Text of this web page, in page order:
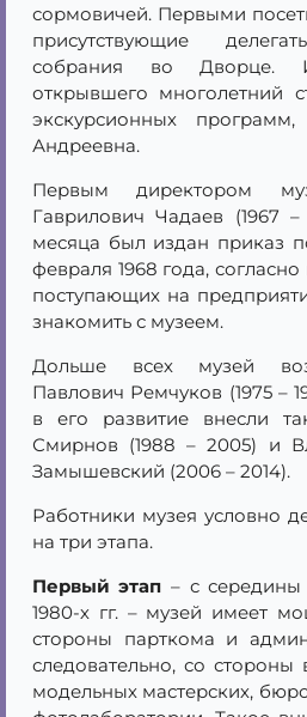
сормовичей. Первыми
присутствующие
собрания во Дворце.
открывшего многолетний
экскурсионных
Андреевна.
Первым директором
Гаврилович Чадаев (1967
месяца был издан приказ
февраля 1968 года,
поступающих на
знакомить с музеем.
Дольше всех музей
Павлович Ремчуков (1975 –
в его развитие внесли
Смирнов (1988 – 2005) и
Замышевский (2006 – 2014).
Работники музея условно
на три этапа.
Первый этап– с середины
1980-х гг. – музей имеет
стороны парткома и
следовательно, со стороны
модельных мастерских,